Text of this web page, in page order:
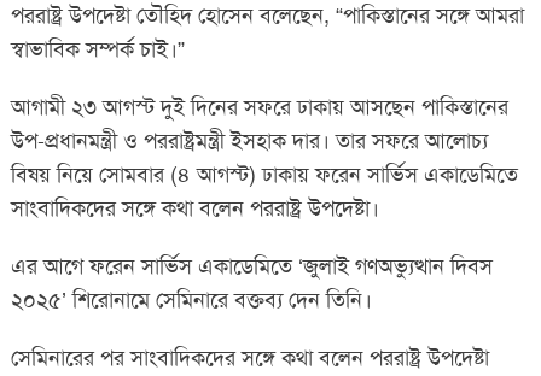
পররাষ্ট্র উপদেষ্টা তৌহিদ হোসেন বলেছেন, “পাকিস্তানের সঙ্গে আমরা
স্বাভাবিক সম্পর্ক চাই।”
আগামী ২৩ আগস্ট দুই দিনের সফরে ঢাকায় আসছেন পাকিস্তানের
উপ-প্রধানমন্ত্রী ও পররাষ্ট্রমন্ত্রী ইসহাক দার। তার সফরে আলোচ্য
বিষয় নিয়ে সোমবার (৪ আগস্ট) ঢাকায় ফরেন সার্ভিস একাডেমিতে
সাংবাদিকদের সঙ্গে কথা বলেন পররাষ্ট্র উপদেষ্টা।
এর আগে ফরেন সার্ভিস একাডেমিতে ‘জুলাই গণঅভ্যুত্থান দিবস
২০২৫’ শিরোনামে সেমিনারে বক্তব্য দেন তিনি।
সেমিনারের পর সাংবাদিকদের সঙ্গে কথা বলেন পররাষ্ট্র উপদেষ্টা